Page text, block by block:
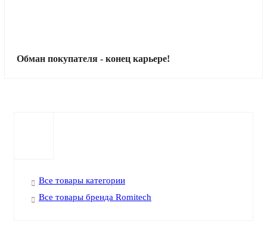
Обман покупателя - конец карьере!
Все товары категории
Все товары бренда Romitech